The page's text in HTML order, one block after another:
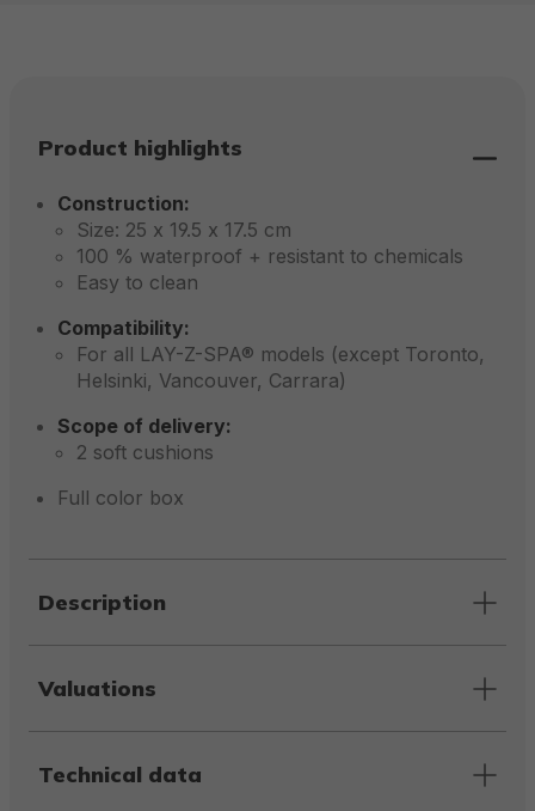
Product highlights
Construction:
Size: 25 x 19.5 x 17.5 cm
100 % waterproof + resistant to chemicals
Easy to clean
Compatibility:
For all LAY-Z-SPA® models (except Toronto,
Helsinki, Vancouver, Carrara)
Scope of delivery:
2 soft cushions
Full color box
Description
Valuations
Technical data